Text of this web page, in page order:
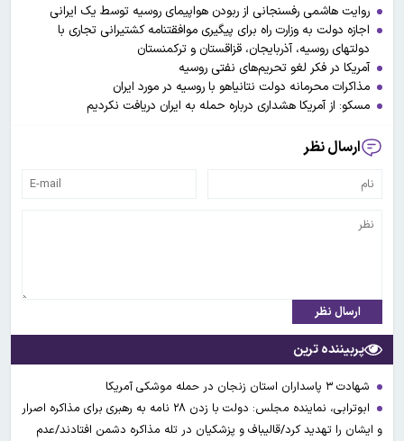
روایت هاشمی رفسنجانی از ربودن هواپیمای روسیه توسط یک ایرانی
اجازه دولت به وزارت راه برای پیگیری موافقتنامه کشتیرانی تجاری با
دولتهای روسیه، آذربایجان، قزاقستان و ترکمنستان
آمریکا در فکر لغو تحریم‌های نفتی روسیه
مذاکرات محرمانه دولت نتانیاهو با روسیه در مورد ایران
مسکو: از آمریکا هشداری درباره حمله به ایران دریافت نکردیم
ارسال نظر
ارسال نظر
پربیننده ترین
شهادت ۳ ‌پاسداران استان زنجان در حمله موشکی آمریکا
ابوترابی، نماینده مجلس: دولت با زدن ۲۸ نامه به رهبری برای مذاکره اصرار
و ایشان را تهدید کرد/قالیباف و پزشکیان در تله مذاکره دشمن افتادند/عدم